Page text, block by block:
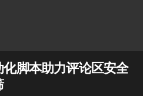
脚本助力评论区安全